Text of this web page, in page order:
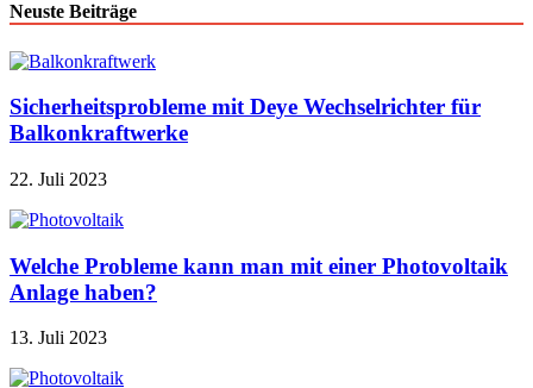
Neuste Beiträge
Sicherheitsprobleme mit Deye Wechselrichter für
Balkonkraftwerke
22. Juli 2023
Welche Probleme kann man mit einer Photovoltaik
Anlage haben?
13. Juli 2023